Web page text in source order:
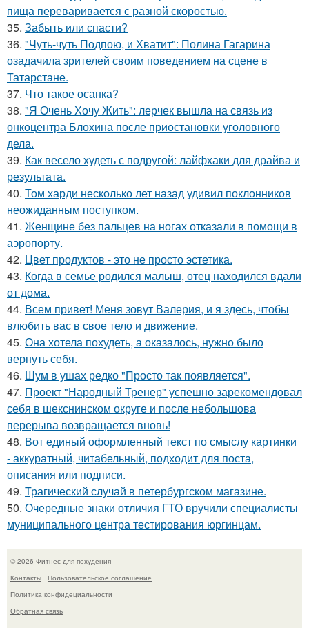
пища переваривается с разной скоростью.
35. Забыть или спасти?
36. "Чуть-чуть Подпою, и Хватит": Полина Гагарина
озадачила зрителей своим поведением на сцене в
Татарстане.
37. Что такое осанка?
38. "Я Очень Хочу Жить": лерчек вышла на связь из
онкоцентра Блохина после приостановки уголовного
дела.
39. Как весело худеть с подругой: лайфхаки для драйва и
результата.
40. Том харди несколько лет назад удивил поклонников
неожиданным поступком.
41. Женщине без пальцев на ногах отказали в помощи в
аэропорту.
42. Цвет продуктов - это не просто эстетика.
43. Когда в семье родился малыш, отец находился вдали
от дома.
44. Всем привет! Меня зовут Валерия, и я здесь, чтобы
влюбить вас в свое тело и движение.
45. Она хотела похудеть, а оказалось, нужно было
вернуть себя.
46. Шум в ушах редко "Просто так появляется".
47. Проект "Народный Тренер" успешно зарекомендовал
себя в шекснинском округе и после небольшова
перерыва возвращается вновь!
48. Вот единый оформленный текст по смыслу картинки
- аккуратный, читабельный, подходит для поста,
описания или подписи.
49. Трагический случай в петербургском магазине.
50. Очередные знаки отличия ГТО вручили специалисты
муниципального центра тестирования юргинцам.
© 2026 Фитнес для похудения
Контакты
Пользовательское соглашение
Политика конфидециальности
Обратная связь